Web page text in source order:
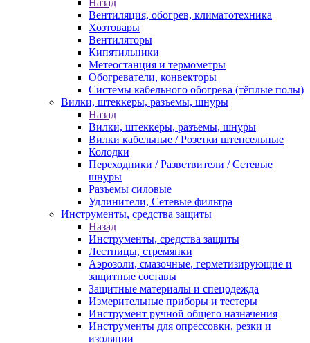
Назад
Вентиляция, обогрев, климатотехника
Хозтовары
Вентиляторы
Кипятильники
Метеостанция и термометры
Обогреватели, конвекторы
Системы кабельного обогрева (тёплые полы)
Вилки, штеккеры, разъемы, шнуры
Назад
Вилки, штеккеры, разъемы, шнуры
Вилки кабельные / Розетки штепсельные
Колодки
Переходники / Разветвители / Сетевые
шнуры
Разъемы силовые
Удлинители, Сетевые фильтра
Инструменты, средства защиты
Назад
Инструменты, средства защиты
Лестницы, стремянки
Аэрозоли, смазочные, герметизирующие и
защитные составы
Защитные материалы и спецодежда
Измерительные приборы и тестеры
Инструмент ручной общего назначения
Инструменты для опрессовки, резки и
изоляции